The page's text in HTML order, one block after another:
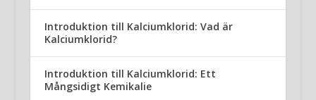
Introduktion till Kalciumklorid: Vad är
Kalciumklorid?
Introduktion till Kalciumklorid: Ett
Mångsidigt Kemikalie